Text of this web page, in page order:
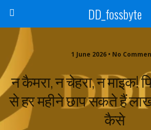
DD_fossbyte
1 June 2026 • No
न कैमरा, न चेहरा, न माइक!
से हर महीने छाप सकते हैं
कैसे